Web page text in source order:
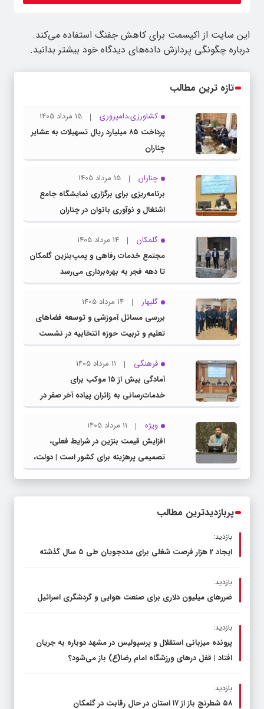
این سایت از اکیسمت برای کاهش جفنگ استفاده می‌کند.
درباره چگونگی پردازش داده‌های دیدگاه خود بیشتر بدانید.
تازه ترین مطالب
کشاورزی،دامپروری
15 مرداد 1405
پرداخت ۸۵ میلیارد ریال تسهیلات به عشایر
چناران
چناران
15 مرداد 1405
برنامه‌ریزی برای برگزاری نمایشگاه جامع
اشتغال و نوآوری بانوان در چناران
گلمکان
14 مرداد 1405
مجتمع خدمات رفاهی و پمپ‌بنزین گلمکان
تا دهه فجر به بهره‌برداری می‌رسد
گلبهار
14 مرداد 1405
بررسی مسائل آموزشی و توسعه فضاهای
تعلیم و تربیت حوزه انتخابیه در نشست
مشترک عضو کمیسیون آموزش مجلس با
مدیرکل آموزش و پرورش خراسان رضوی
فرهنگی
11 مرداد 1405
آمادگی بیش از ۱۵ موکب برای
خدمات‌رسانی به زائران پیاده آخر صفر در
شهرستان چناران
ویژه
11 مرداد 1405
افزایش قیمت بنزین در شرایط فعلی،
تصمیمی پرهزینه برای کشور است | دولت،
قاچاق سوخت و عوامل اصلی ناترازی را
پربازدیدترین مطالب
بازدید:
ایجاد 2 هزار فرصت شغلی برای مددجویان طی ۵ سال گذشته
بازدید:
ضررهای میلیون دلاری برای صنعت هوایی و گردشگری اسرائیل
بازدید:
پرونده میزبانی استقلال و پرسپولیس در مشهد دوباره به جریان
افتاد | قفل در‌های ورزشگاه امام رضا(ع) باز می‌شود؟
بازدید:
۵۸ شطرنج‌ باز از ۱۷ استان در حال رقابت در گلمکان